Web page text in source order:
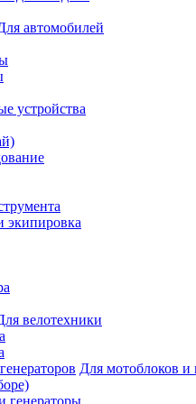
автомобилей
устройства
экипировка
велотехники
Для мотоблоков и
генераторы